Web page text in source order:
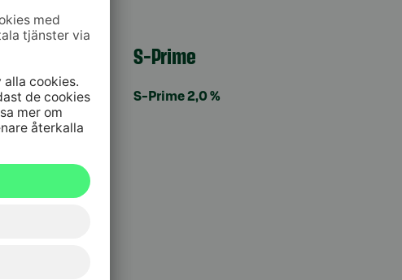
S-Prime
S-Prime 2,0 %